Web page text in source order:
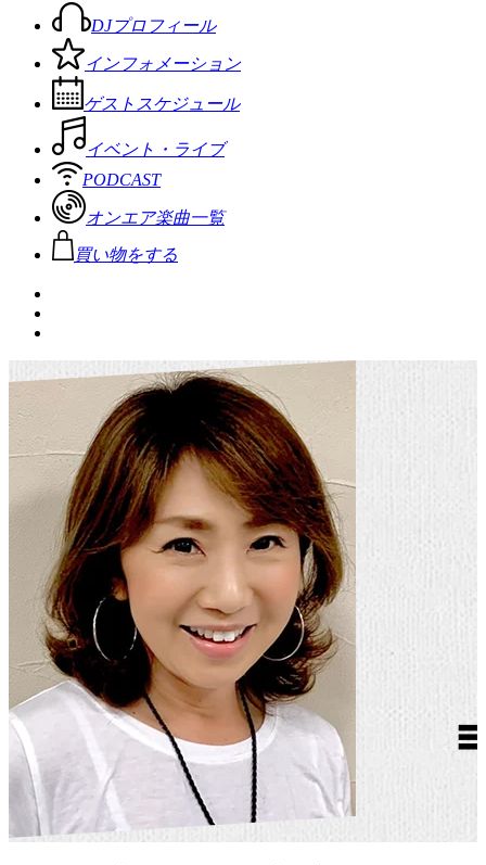
DJプロフィール
インフォメーション
ゲストスケジュール
イベント・ライブ
PODCAST
オンエア楽曲一覧
買い物をする